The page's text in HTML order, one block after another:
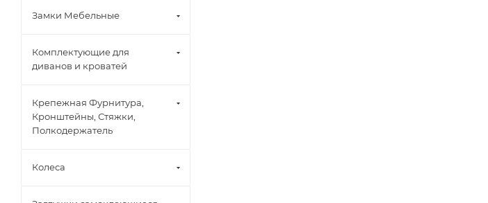
Замки Мебельные
Комплектующие для
диванов и кроватей
Крепежная Фурнитура,
Кронштейны, Стяжки,
Полкодержатель
Колеса